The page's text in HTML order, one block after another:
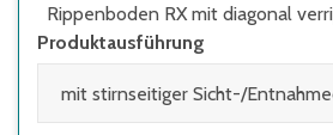
Rippenboden RX mit diagonal
Produktausführung